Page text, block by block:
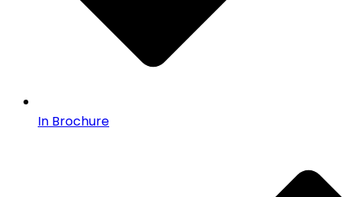
In Brochure